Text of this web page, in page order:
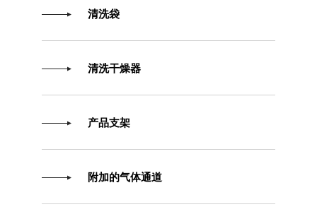
清洗袋
清洗干燥器
产品支架
附加的气体通道